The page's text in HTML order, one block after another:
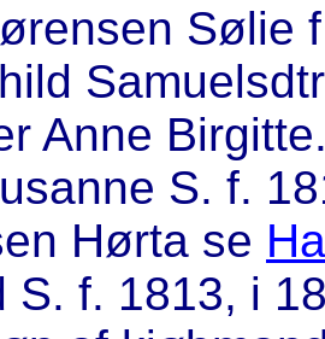
Sølie
Anne
S. f.
Hørta se
S. f. 1813, i